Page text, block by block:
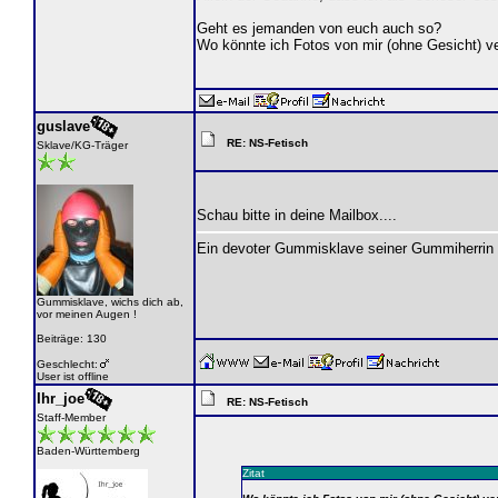
Geht es jemanden von euch auch so?
Wo könnte ich Fotos von mir (ohne Gesicht)
guslave
Sklave/KG-Träger
Gummisklave, wichs dich ab,
vor meinen Augen !
Beiträge: 130
Geschlecht:
User ist offline
RE: NS-Fetisch
Schau bitte in deine Mailbox....
Ein devoter Gummisklave seiner Gummiherrin
Ihr_joe
Staff-Member
Baden-Württemberg
RE: NS-Fetisch
Zitat